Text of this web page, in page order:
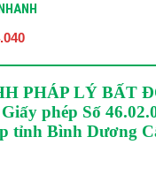
PHÁP LÝ BẤT
Giấy phép Số
tỉnh Bình Dương